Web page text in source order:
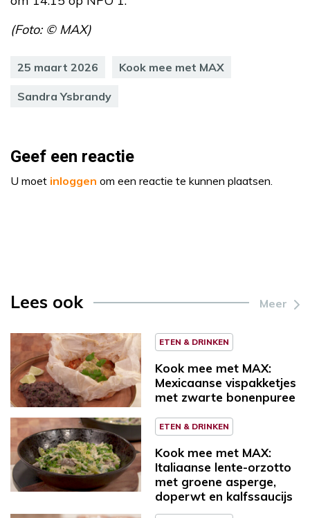
(Foto: © MAX)
25 maart 2026 Kook mee met MAX
Sandra Ysbrandy
Geef een reactie
U moet inloggen om een reactie te kunnen plaatsen.
Lees ook Meer
ETEN & DRINKEN
Kook mee met MAX:
Mexicaanse vispakketjes
met zwarte bonenpuree
ETEN & DRINKEN
Kook mee met MAX:
Italiaanse lente-orzotto
met groene asperge,
doperwt en kalfssaucijs